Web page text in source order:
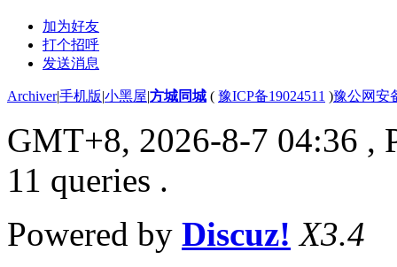
加为好友
打个招呼
发送消息
Archiver|手机版|小黑屋|方城同城 ( 豫ICP备19024511 )豫公网安
GMT+8, 2026-8-7 04:36 ,
11 queries .
Powered by Discuz! X3.4